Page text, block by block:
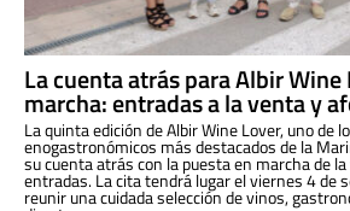
La cuenta atrás para Albir Wine
marcha: entradas a la venta y
La quinta edición de Albir Wine Lover, uno de
enogastronómicos más destacados de la
su cuenta atrás con la puesta en marcha de
entradas. La cita tendrá lugar el viernes 4 de
reunir una cuidada selección de vinos,